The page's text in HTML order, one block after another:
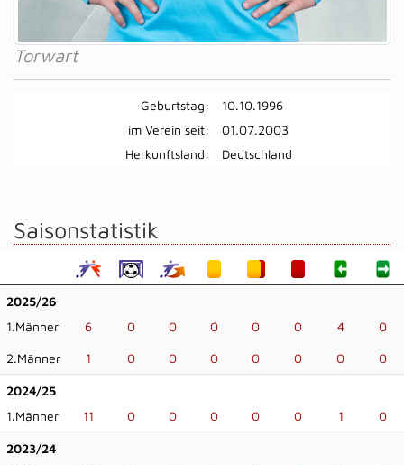
Torwart
Geburtstag:
10.10.1996
im Verein seit:
01.07.2003
Herkunftsland:
Deutschland
Saisonstatistik
2025/26
1.Männer
6 0 0 0 0 0 4 0
2.Männer 1 0 0 0 0 0 0 0
2024/25
1.Männer
11 0 0 0 0 0 1 0
2023/24